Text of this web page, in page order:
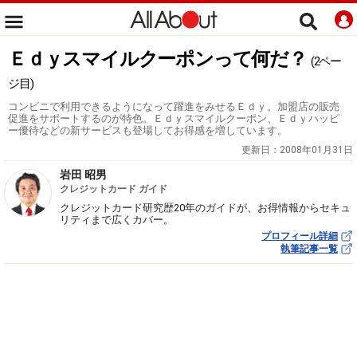
Ｅｄｙスマイルクーポンって何だ？ (2ペー
ジ目)
コンビニで利用できるようになって躍進をみせるＥｄｙ。加盟店の販売
促進をサポートするのが特色。Ｅｄｙスマイルクーポン、Ｅｄｙハッピ
ー優待などの新サービスも登場してお得感を増しています。
更新日： 2008年01月31日
岩田 昭男
クレジットカード ガイド
クレジットカード研究歴20年のガイドが、お得情報からセキュ
リティまで広くカバー。
プロフィール詳細
執筆記事一覧